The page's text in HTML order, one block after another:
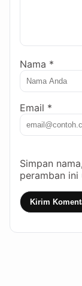
Nama *
Email *
Simpan
peramban
Kirim